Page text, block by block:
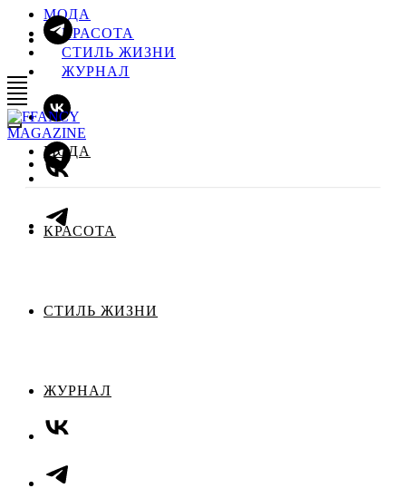
МОДА
КРАСОТА
СТИЛЬ ЖИЗНИ
ЖУРНАЛ
МОДА
КРАСОТА
СТИЛЬ ЖИЗНИ
ЖУРНАЛ